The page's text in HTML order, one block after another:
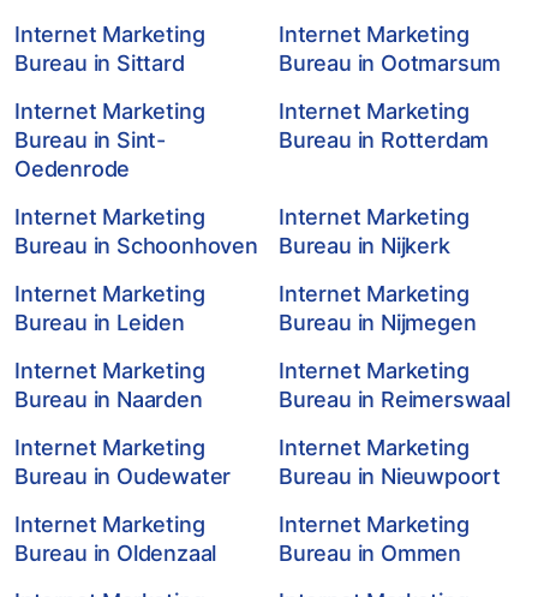
Internet Marketing
Bureau in Sittard
Internet Marketing
Bureau in Ootmarsum
Internet Marketing
Bureau in Sint-
Oedenrode
Internet Marketing
Bureau in Rotterdam
Internet Marketing
Bureau in Schoonhoven
Internet Marketing
Bureau in Nijkerk
Internet Marketing
Bureau in Leiden
Internet Marketing
Bureau in Nijmegen
Internet Marketing
Bureau in Naarden
Internet Marketing
Bureau in Reimerswaal
Internet Marketing
Bureau in Oudewater
Internet Marketing
Bureau in Nieuwpoort
Internet Marketing
Bureau in Oldenzaal
Internet Marketing
Bureau in Ommen